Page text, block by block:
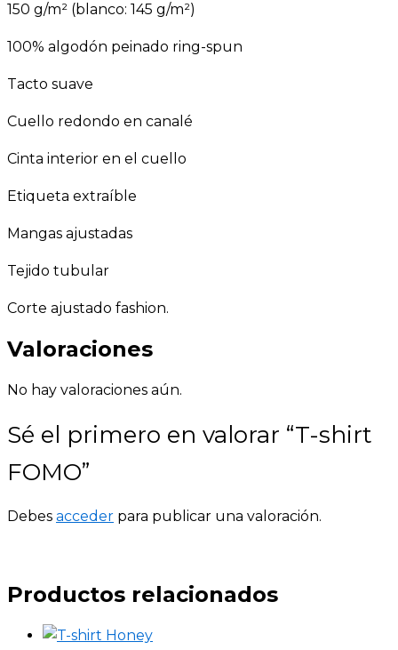
150 g/m² (blanco: 145 g/m²)
100% algodón peinado ring-spun
Tacto suave
Cuello redondo en canalé
Cinta interior en el cuello
Etiqueta extraíble
Mangas ajustadas
Tejido tubular
Corte ajustado fashion.
Valoraciones
No hay valoraciones aún.
Sé el primero en valorar “T-shirt
FOMO”
Debes acceder para publicar una valoración.
Productos relacionados